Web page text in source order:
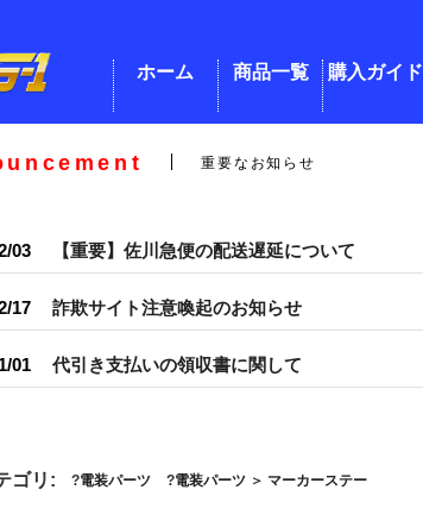
ホーム 商品一覧 購入ガイド
重要なお知らせ
03 【重要】佐川急便の配送遅延について
17 詐欺サイト注意喚起のお知らせ
01 代引き支払いの領収書に関して
ゴリ: 電装パーツ 電装パーツ ＞ マーカーステー